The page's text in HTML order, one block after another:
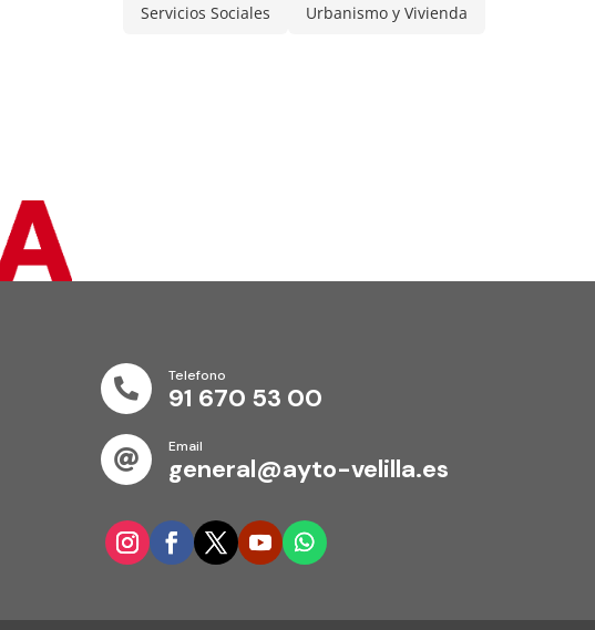
Servicios Sociales Urbanismo y Vivienda

Telefono
91 670 53 00

Email
general@ayto-velilla.es